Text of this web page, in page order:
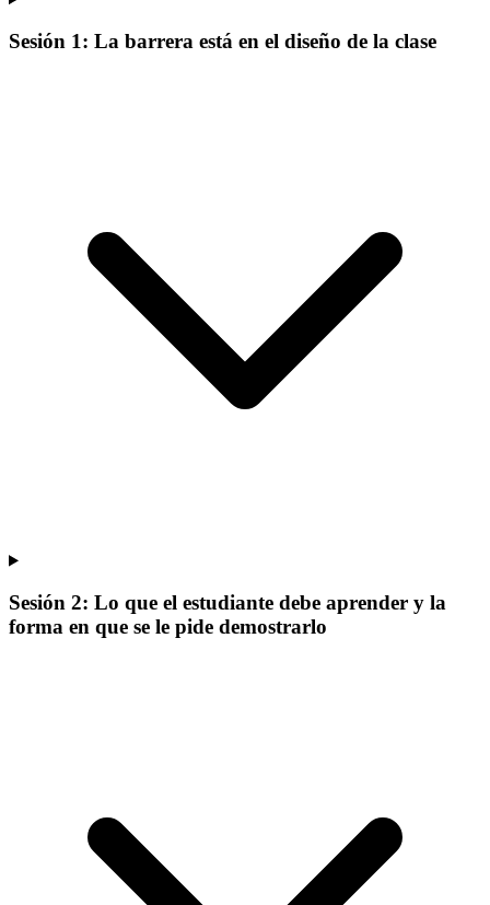
Sesión 1: La barrera está en el diseño de la clase
Sesión 2: Lo que el estudiante debe aprender y la
forma en que se le pide demostrarlo